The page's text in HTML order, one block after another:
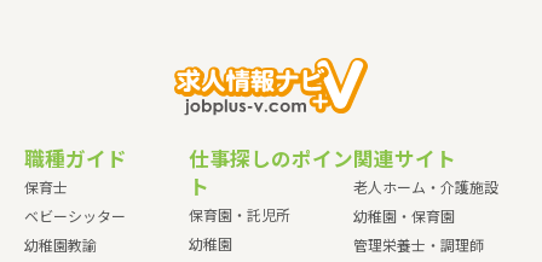
職種ガイド
保育士
ベビーシッター
幼稚園教諭
仕事探しのポイン
ト
保育園・託児所
幼稚園
関連サイト
老人ホーム・介護施設
幼稚園・保育園
管理栄養士・調理師